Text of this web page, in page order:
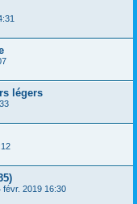
légers
févr. 2019 16:30